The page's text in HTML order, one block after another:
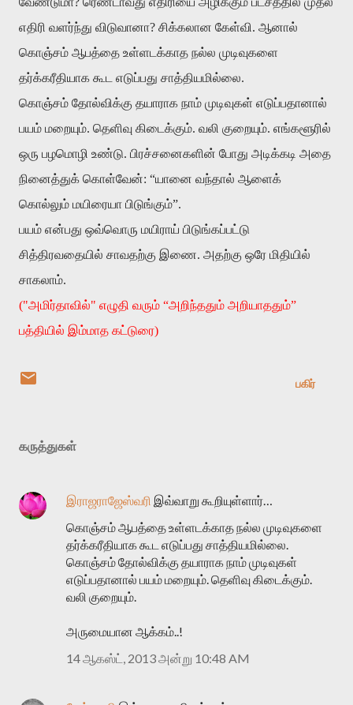
எதிரி வளர்ந்து விடுவானா? சிக்கலான கேள்வி. ஆனால்
கொஞ்சம் ஆபத்தை உள்ளடக்காத நல்ல முடிவுகளை
தர்க்கரீதியாக கூட எடுப்பது சாத்தியமில்லை.
கொஞ்சம் தோல்விக்கு தயாராக நாம் முடிவுகள் எடுப்பதானால்
பயம் மறையும். தெளிவு கிடைக்கும். வலி குறையும். எங்களூரில்
ஒரு பழமொழி உண்டு. பிரச்சனைகளின் போது அடிக்கடி அதை
நினைத்துக் கொள்வேன்: “யானை வந்தால் ஆளைக்
கொல்லும் மயிரையா பிடுங்கும்”.
பயம் என்பது ஒவ்வொரு மயிராய் பிடுங்கப்பட்டு
சித்திரவதையில் சாவதற்கு இணை. அதற்கு ஒரே மிதியில்
சாகலாம்.
("அமிர்தாவில்" எழுதி வரும் “அறிந்ததும் அறியாததும்”
பத்தியில் இம்மாத கட்டுரை)
பகிர்
கருத்துகள்
இராஜராஜேஸ்வரி இவ்வாறு கூறியுள்ளார்…
கொஞ்சம் ஆபத்தை உள்ளடக்காத நல்ல முடிவுகளை
தர்க்கரீதியாக கூட எடுப்பது சாத்தியமில்லை.
கொஞ்சம் தோல்விக்கு தயாராக நாம் முடிவுகள்
எடுப்பதானால் பயம் மறையும். தெளிவு கிடைக்கும்.
வலி குறையும்.
அருமையான ஆக்கம்..!
14 ஆகஸ்ட், 2013 அன்று 10:48 AM